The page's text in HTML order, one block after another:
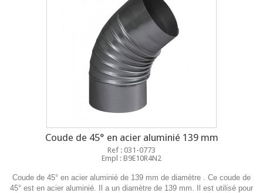
Coude de 45° en acier aluminié 139 mm
Ref : 031-0773
Empl : B9E10R4N2
Coude de 45° en acier aluminié de 139 mm de diamètre . Ce coude de
45° est en acier aluminié. Il a un diamètre de 139 mm. Il est utilisé pour